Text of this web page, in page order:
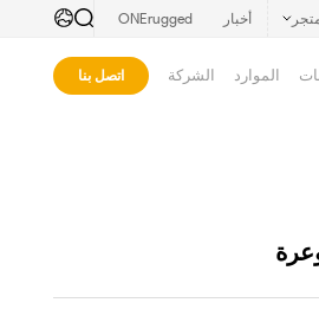
أخبار ONErugged
الموارد الشركة اتصل بنا